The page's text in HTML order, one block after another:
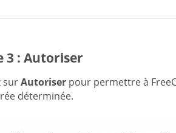
3 : Autoriser
surAutoriserpour permettre à
déterminée.